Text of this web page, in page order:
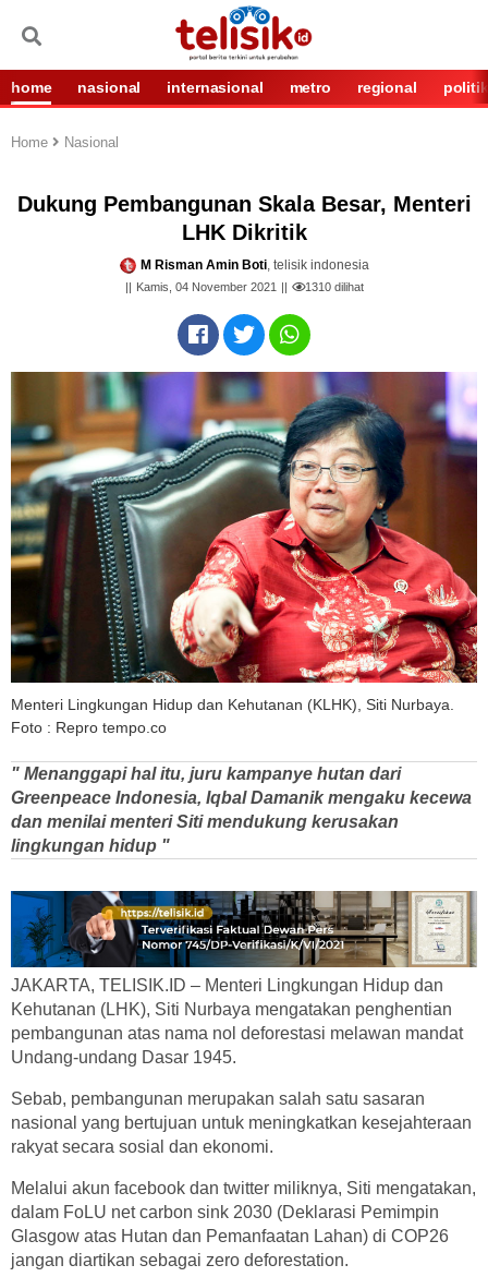
home nasional internasional metro regional politik
Home Nasional
Dukung Pembangunan Skala Besar, Menteri
LHK Dikritik
M Risman Amin Boti, telisik indonesia
Kamis, 04 November 2021 1310dilihat
Menteri Lingkungan Hidup dan Kehutanan (KLHK), Siti Nurbaya.
Foto : Repro tempo.co
" Menanggapi hal itu, juru kampanye hutan dari
Greenpeace Indonesia, Iqbal Damanik mengaku kecewa
dan menilai menteri Siti mendukung kerusakan
lingkungan hidup "
JAKARTA, TELISIK.ID – Menteri Lingkungan Hidup dan
Kehutanan (LHK), Siti Nurbaya mengatakan penghentian
pembangunan atas nama nol deforestasi melawan mandat
Undang-undang Dasar 1945.
Sebab, pembangunan merupakan salah satu sasaran
nasional yang bertujuan untuk meningkatkan kesejahteraan
rakyat secara sosial dan ekonomi.
Melalui akun facebook dan twitter miliknya, Siti mengatakan,
dalam FoLU net carbon sink 2030 (Deklarasi Pemimpin
Glasgow atas Hutan dan Pemanfaatan Lahan) di COP26
jangan diartikan sebagai zero deforestation.